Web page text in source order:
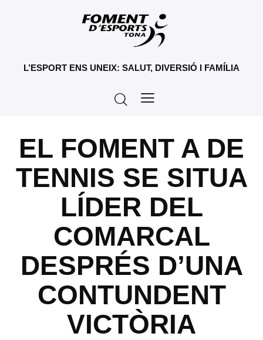
L’ESPORT ENS UNEIX: SALUT, DIVERSIÓ I FAMÍLIA
EL FOMENT A DE
TENNIS SE SITUA
LÍDER DEL
COMARCAL
DESPRÉS D’UNA
CONTUNDENT
VICTÒRIA